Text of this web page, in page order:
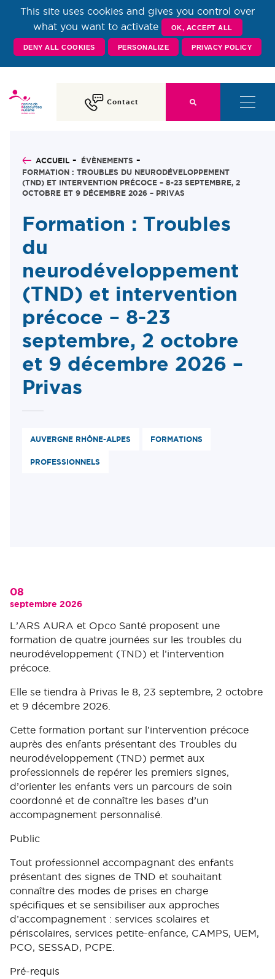
Centre de Ressources
Autisme Rhône-Alpes
Contact
ACCUEIL
ÉVÈNEMENTS
FORMATION : TROUBLES DU NEURODÉVELOPPEMENT
(TND) ET INTERVENTION PRÉCOCE – 8-23 SEPTEMBRE, 2
OCTOBRE ET 9 DÉCEMBRE 2026 – PRIVAS
Formation : Troubles
du
neurodéveloppement
(TND) et intervention
précoce – 8-23
septembre, 2 octobre
et 9 décembre 2026 –
Privas
AUVERGNE RHÔNE-ALPES FORMATIONS
PROFESSIONNELS
08
septembre 2026
L’ARS AURA et Opco Santé proposent une
formation de quatre journées sur les troubles du
neurodéveloppement (TND) et l’intervention
précoce.
Elle se tiendra à Privas le 8, 23 septembre, 2 octobre
et 9 décembre 2026.
Cette formation portant sur l’intervention précoce
auprès des enfants présentant des Troubles du
neurodéveloppement (TND) permet aux
professionnels de repérer les premiers signes,
d’orienter les enfants vers un parcours de soin
coordonné et de connaître les bases d’un
accompagnement personnalisé.
Public
Tout professionnel accompagnant des enfants
présentant des signes de TND et souhaitant
connaître des modes de prises en charge
spécifiques et se sensibiliser aux approches
d’accompagnement : services scolaires et
périscolaires, services petite-enfance, CAMPS, UEM,
PCO, SESSAD, PCPE.
Pré-requis
This site uses cookies and gives you control over
what you want to activate
OK, ACCEPT ALL
DENY ALL COOKIES PERSONALIZE PRIVACY POLICY